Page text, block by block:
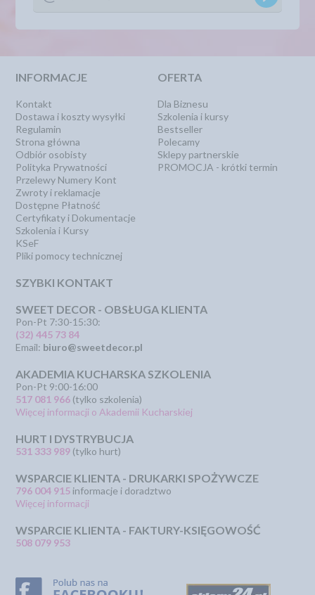
INFORMACJE
Kontakt
Dostawa i koszty wysyłki
Regulamin
Strona główna
Odbiór osobisty
Polityka Prywatności
Przelewy Numery Kont
Zwroty i reklamacje
Dostępne Płatność
Certyfikaty i Dokumentacje
Szkolenia i Kursy
KSeF
Pliki pomocy technicznej
OFERTA
Dla Biznesu
Szkolenia i kursy
Bestseller
Polecamy
Sklepy partnerskie
PROMOCJA - krótki termin
SZYBKI KONTAKT
SWEET DECOR - OBSŁUGA KLIENTA
Pon-Pt 7:30-15:30:
(32) 445 73 84
Email: biuro@sweetdecor.pl
AKADEMIA KUCHARSKA SZKOLENIA
Pon-Pt 9:00-16:00
517 081 966 (tylko szkolenia)
Więcej informacji o Akademii Kucharskiej
HURT I DYSTRYBUCJA
531 333 989 (tylko hurt)
WSPARCIE KLIENTA - DRUKARKI SPOŻYWCZE
796 004 915 informacje i doradztwo
Więcej informacji
WSPARCIE KLIENTA - FAKTURY-KSIĘGOWOŚĆ
508 079 953